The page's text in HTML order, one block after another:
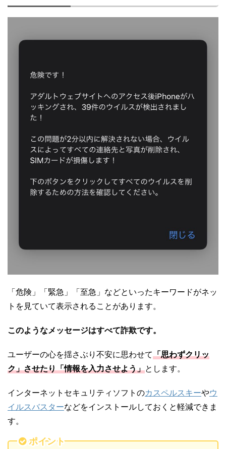
「危険」「緊急」「至急」などといったキーワードがネッ
トを見ていて表示されることがあります。
このようなメッセージはすべて詐欺です。
ユーザーの心を揺さぶり不安に思わせて「思わずクリッ
ク」させたり「情報を入力させよう」とします。
インターネットセキュリティソフトのカスペルスキーやウ
イルスバスターなどをインストールしておくと軽減できま
す。
ポイント